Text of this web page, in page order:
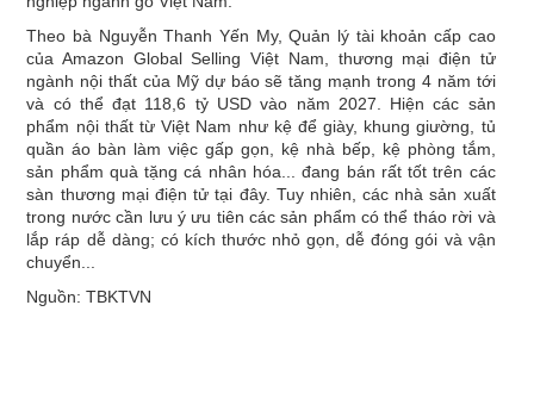
Theo bà Nguyễn Thanh Yến My, Quản lý tài khoản cấp cao
của Amazon Global Selling Việt Nam, thương mại điện tử
ngành nội thất của Mỹ dự báo sẽ tăng mạnh trong 4 năm tới
và có thể đạt 118,6 tỷ USD vào năm 2027. Hiện các sản
phẩm nội thất từ Việt Nam như kệ để giày, khung giường, tủ
quần áo bàn làm việc gấp gọn, kệ nhà bếp, kệ phòng tắm,
sản phẩm quà tặng cá nhân hóa... đang bán rất tốt trên các
sàn thương mại điện tử tại đây. Tuy nhiên, các nhà sản xuất
trong nước cần lưu ý ưu tiên các sản phẩm có thể tháo rời và
lắp ráp dễ dàng; có kích thước nhỏ gọn, dễ đóng gói và vận
chuyển...
Nguồn: TBKTVN